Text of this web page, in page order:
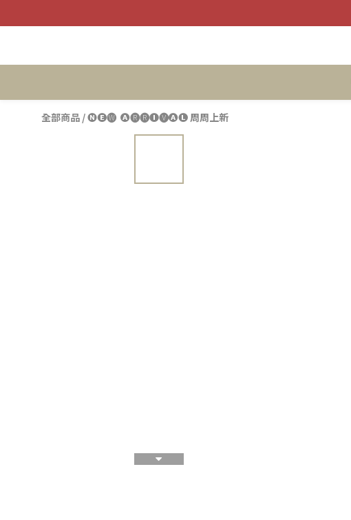
全部商品 /🅝🅔🅦 ​ 🅐🅡🅡🅘🅥🅐🅛 周周上新